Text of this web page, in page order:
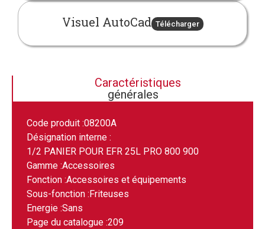
Visuel AutoCad Télécharger
Caractéristiques
générales
Code produit :08200A
Désignation interne :
1/2 PANIER POUR EFR 25L PRO 800 900
Gamme :Accessoires
Fonction :Accessoires et équipements
Sous-fonction :Friteuses
Energie :Sans
Page du catalogue :209